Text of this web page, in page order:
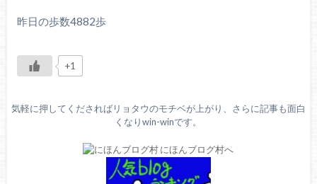
昨日の歩数4882歩
+1
気軽に押してくださればリョタウのモチベが上がり、さらに記事も面白
くなりwin-winです。